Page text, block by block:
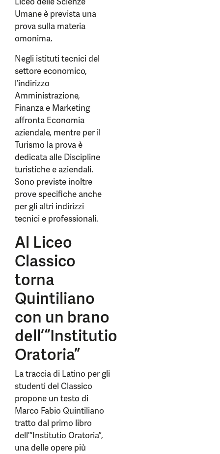
Umane è prevista una
prova sulla materia
omonima.
Negli istituti tecnici del
settore economico,
l’indirizzo
Amministrazione,
Finanza e Marketing
affronta Economia
aziendale, mentre per il
Turismo la prova è
dedicata alle Discipline
turistiche e aziendali.
Sono previste inoltre
prove specifiche anche
per gli altri indirizzi
tecnici e professionali.
Al Liceo
Classico
torna
Quintiliano
con un brano
dell’“Institutio
Oratoria”
La traccia di Latino per gli
studenti del Classico
propone un testo di
Marco Fabio Quintiliano
tratto dal primo libro
dell’“Institutio Oratoria”,
una delle opere più